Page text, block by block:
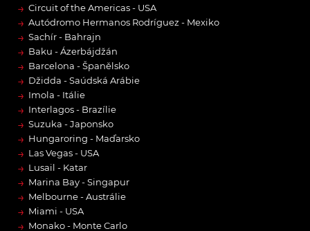
→ Circuit of the Americas - USA
→ Autódromo Hermanos Rodríguez - Mexiko
→ Sachír - Bahrajn
→ Baku - Ázerbájdžán
→ Barcelona - Španělsko
→ Džidda - Saúdská Arábie
→ Imola - Itálie
→ Interlagos - Brazílie
→ Suzuka - Japonsko
→ Hungaroring - Maďarsko
→ Las Vegas - USA
→ Lusail - Katar
→ Marina Bay - Singapur
→ Melbourne - Austrálie
→ Miami - USA
→ Monako - Monte Carlo